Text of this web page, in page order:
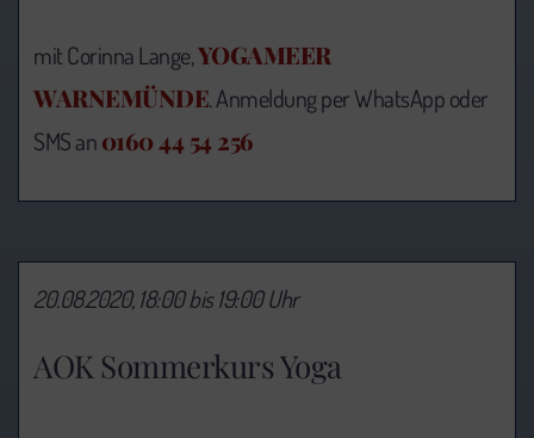
mit Corinna Lange,YOGAMEER
WARNEMÜNDE. Anmeldung per WhatsApp oder
SMS an0160 44 54 256
AOK Sommerkurs Yoga
20.08.2020, 18:00 bis 19:00 Uhr